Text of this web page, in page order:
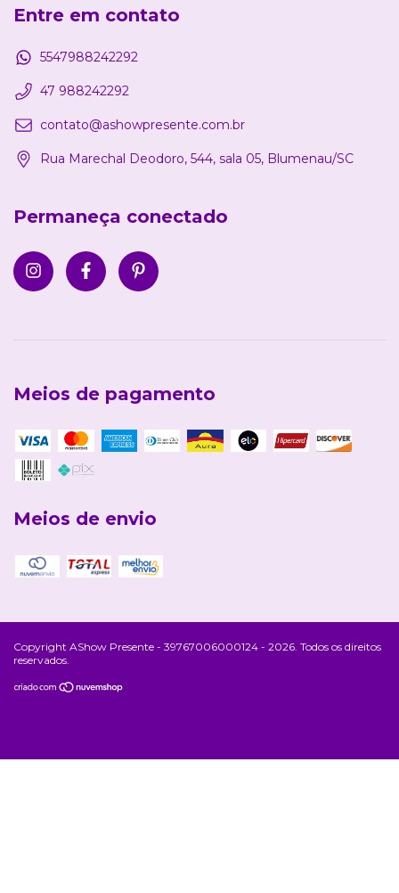
Entre em contato
5547988242292
47 988242292
contato@ashowpresente.com.br
Rua Marechal Deodoro, 544, sala 05, Blumenau/SC
Permaneça conectado
Meios de pagamento
Meios de envio
Copyright AShow Presente - 39767006000124 - 2026. Todos os direitos
reservados.